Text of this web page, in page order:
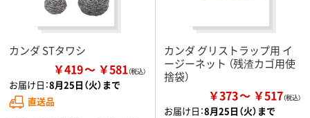
カンダ STタワシ
￥419 ￥581
お届け日：8月25日（火）まで
直送品
カンダ グリストラップ用 イ
ージーネット （残渣カゴ用使
捨袋）
￥373 ￥517
お届け日：8月25日（火）まで